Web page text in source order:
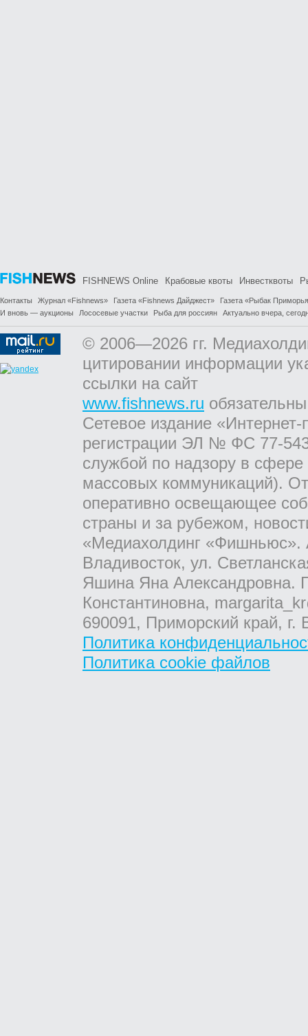
FISHNEWS Online Крабовые квоты Инвестквоты
Контакты Журнал «Fishnews» Газета «Fishnews Дайджест»
Газета «Рыбак
И вновь — аукционы
Лососевые участки Рыба для россиян Актуально вчера,
© 2006—2026 гг.
цитировании информации
ссылки на сайт
www.fishnews.ru
Сетевое издание
регистрации ЭЛ № ФС 77-
службой по надзору в
массовых коммуникаций).
оперативно освещающее
страны и за рубежом,
«Медиахолдинг «Фишньюс».
Владивосток, ул.
Яшина Яна Александровна.
Константиновна,
690091, Приморский край,
Политика
Политика cookie файлов